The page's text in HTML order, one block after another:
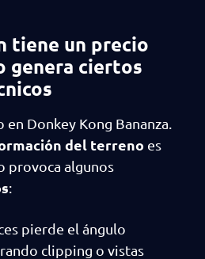
tiene un precio
genera ciertos
Donkey Kong Bananza.
del terreno es
provoca algunos
:
pierde el ángulo
clipping o vistas